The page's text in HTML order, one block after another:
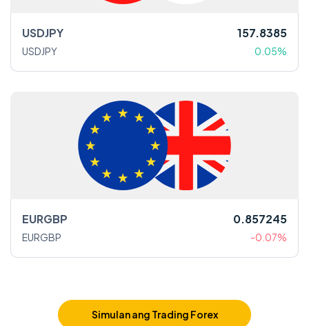
USDJPY 157.8385
USDJPY 0.05%
EURGBP 0.857245
EURGBP -0.07%
Simulan ang Trading Forex